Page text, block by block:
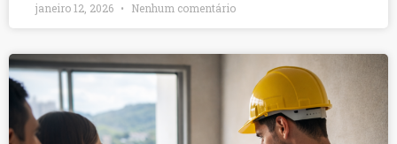
janeiro 12, 2026 Nenhum comentário